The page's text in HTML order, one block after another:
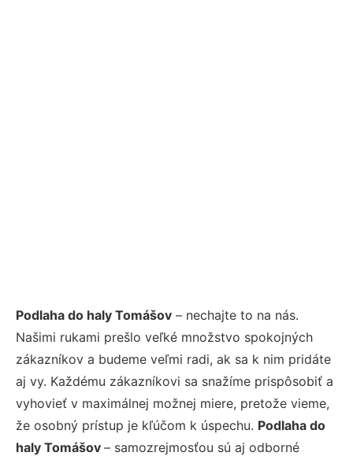
Podlaha do haly Tomášov – nechajte to na nás.
Našimi rukami prešlo veľké množstvo spokojných
zákazníkov a budeme veľmi radi, ak sa k nim pridáte
aj vy. Každému zákazníkovi sa snažíme prispôsobiť a
vyhovieť v maximálnej možnej miere, pretože vieme,
že osobný prístup je kľúčom k úspechu. Podlaha do
haly Tomášov – samozrejmosťou sú aj odborné